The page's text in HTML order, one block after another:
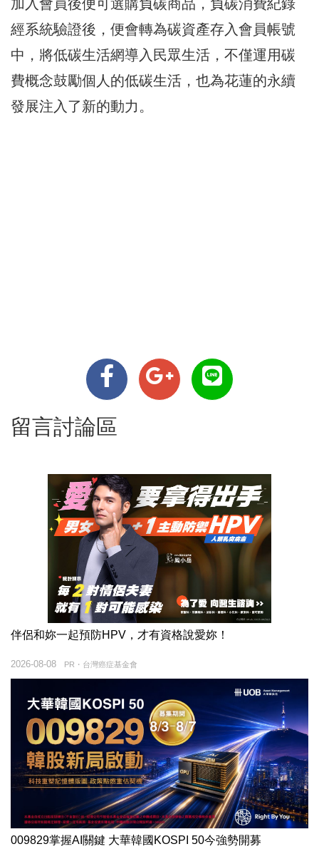
加入會員後便可選購負碳商品，負碳消費紀錄
經系統驗證後，便會轉為碳資產存入會員帳號
中，將低碳生活網導入民眾生活，不僅運用碳
費概念鼓勵個人的低碳生活，也為花蓮的永續
發展注入了新的動力。
留言討論區
伴侶和妳一起預防HPV，才有資格說愛妳！
PR・台灣癌症基金會
2026-08-08
009829掌握AI關鍵 大華韓國KOSPI 50今強勢開募